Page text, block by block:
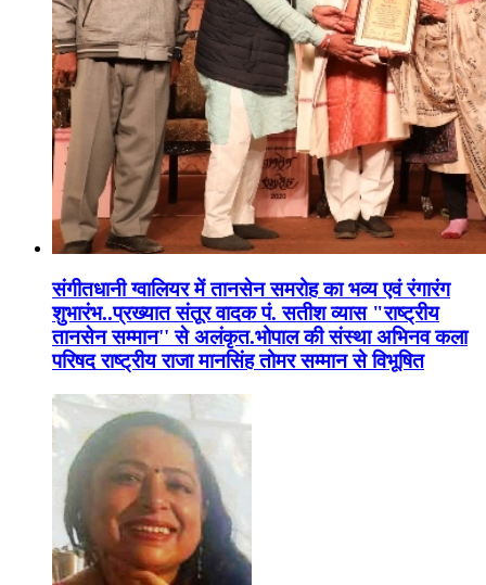
संगीतधानी ग्वालियर में तानसेन समरोह का भव्य एवं रंगारंग
शुभारंभ..प्रख्यात संतूर वादक पं. सतीश व्यास "राष्ट्रीय
तानसेन सम्मान'' से अलंकृत.भोपाल की संस्था अभिनव कला
परिषद राष्ट्रीय राजा मानसिंह तोमर सम्मान से विभूषित